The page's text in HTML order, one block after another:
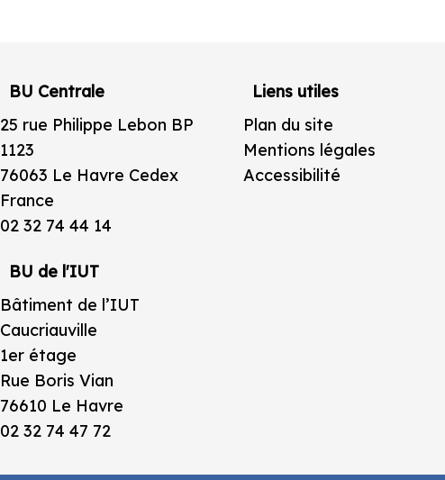
BU Centrale
25 rue Philippe Lebon BP
1123
76063 Le Havre Cedex
France
02 32 74 44 14
BU de l'IUT
Bâtiment de l’IUT
Caucriauville
1er étage
Rue Boris Vian
76610 Le Havre
02 32 74 47 72
Liens utiles
Plan du site
Mentions légales
Accessibilité